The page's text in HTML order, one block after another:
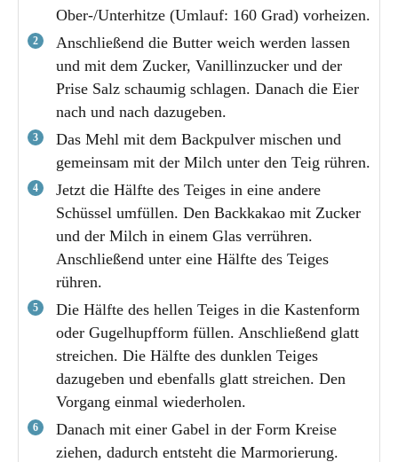
Ober-/Unterhitze (Umlauf: 160 Grad) vorheizen.
Anschließend die Butter weich werden lassen
und mit dem Zucker, Vanillinzucker und der
Prise Salz schaumig schlagen. Danach die Eier
nach und nach dazugeben.
Das Mehl mit dem Backpulver mischen und
gemeinsam mit der Milch unter den Teig rühren.
Jetzt die Hälfte des Teiges in eine andere
Schüssel umfüllen. Den Backkakao mit Zucker
und der Milch in einem Glas verrühren.
Anschließend unter eine Hälfte des Teiges
rühren.
Die Hälfte des hellen Teiges in die Kastenform
oder Gugelhupfform füllen. Anschließend glatt
streichen. Die Hälfte des dunklen Teiges
dazugeben und ebenfalls glatt streichen. Den
Vorgang einmal wiederholen.
Danach mit einer Gabel in der Form Kreise
ziehen, dadurch entsteht die Marmorierung.